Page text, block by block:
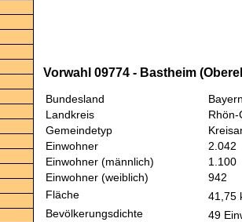
Vorwahl 09774 - Bastheim
Bundesland
Landkreis
Rhön-
Gemeindetyp
Einwohner
2.042
Einwohner (männlich)
1.100
Einwohner (weiblich)
942
Fläche
41,75
Bevölkerungsdichte
49